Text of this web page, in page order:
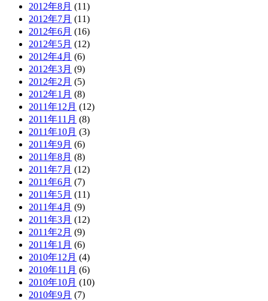
2012年8月 (11)
2012年7月 (11)
2012年6月 (16)
2012年5月 (12)
2012年4月 (6)
2012年3月 (9)
2012年2月 (5)
2012年1月 (8)
2011年12月 (12)
2011年11月 (8)
2011年10月 (3)
2011年9月 (6)
2011年8月 (8)
2011年7月 (12)
2011年6月 (7)
2011年5月 (11)
2011年4月 (9)
2011年3月 (12)
2011年2月 (9)
2011年1月 (6)
2010年12月 (4)
2010年11月 (6)
2010年10月 (10)
2010年9月 (7)